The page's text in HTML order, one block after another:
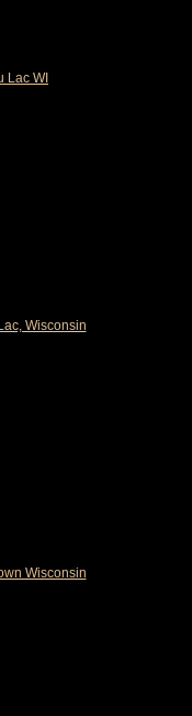
Lac WI
Wisconsin
Wisconsin